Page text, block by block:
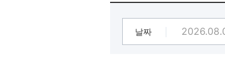
날짜